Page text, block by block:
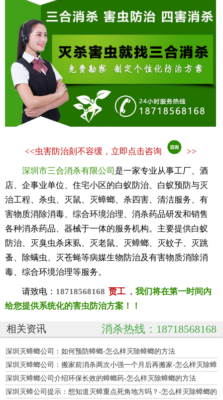
<<虫害防治刻不容缓，立即点击咨询 >>
深圳市三合消杀有限公司 是一家专业从事工厂、酒
店、企事业单位、住宅小区的白蚁防治、白蚁预防与灭
治工程、杀虫、灭鼠、灭蟑螂、杀四害、清洁服务、有
害物质消除消毒、综合环境治理、消杀药品研发和销售
各种消杀药品、器械于一体的服务机构。主要提供白蚁
防治、灭臭虫杀床虱、灭老鼠、灭蟑螂、灭蚊子、灭跳
蚤、除螨虫、灭苍蝇等病媒生物防治及有害物质消除消
毒、综合环境治理等服务。
请致电： 18718568168 贾工 ， 我们将在第一时间内
给您提供系统化的害虫防治方案！！
相关资讯 消杀热线：18718568168
深圳灭蟑螂公司：如何预防蟑螂-怎么样灭除蟑螂的方法
深圳灭蟑螂公司：搬家前消杀两次小强一个月后再搬家-怎么样灭除蟑
螂的方法
深圳灭蟑螂公司介绍环保长效的蟑螂药-怎么样灭除蟑螂的方法
深圳灭蟑公司提示：想知道灭蟑重点死角地方吗？-怎么样灭除蟑螂的